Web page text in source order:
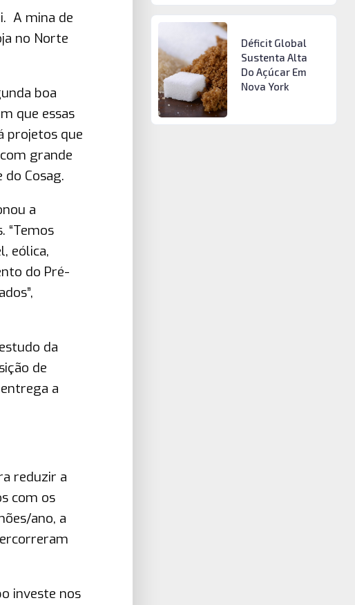
A mina de
no Norte
boa
que essas
projetos que
grande
Cosag.
a
“Temos
eólica,
do Pré-
da
de
a
reduzir a
com os
ano, a
investe nos
Déficit Global
Sustenta Alta
Do Açúcar Em
Nova York